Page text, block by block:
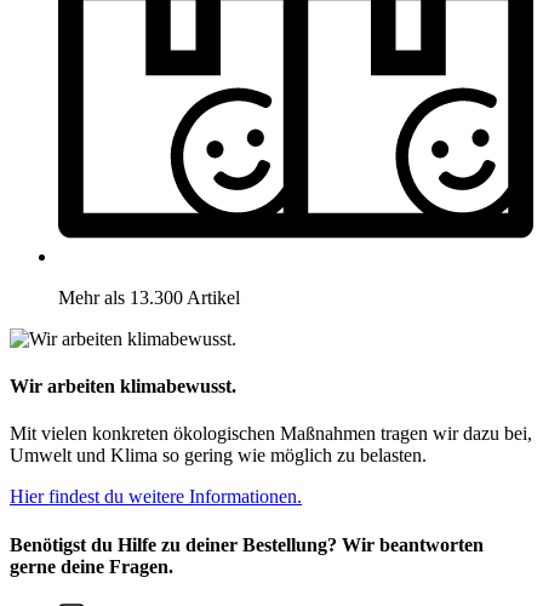
Mehr als 13.300 Artikel
Wir arbeiten klimabewusst.
Mit vielen konkreten ökologischen Maßnahmen tragen wir dazu bei,
Umwelt und Klima so gering wie möglich zu belasten.
Hier findest du weitere Informationen.
Benötigst du Hilfe zu deiner Bestellung? Wir beantworten
gerne deine Fragen.